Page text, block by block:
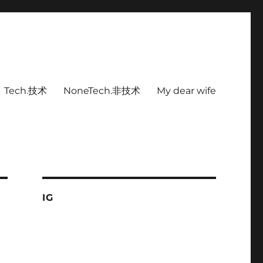
Tech.技术 NoneTech.非技术 My dear wife
IG